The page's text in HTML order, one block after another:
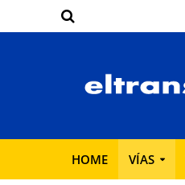
HOME VÍAS